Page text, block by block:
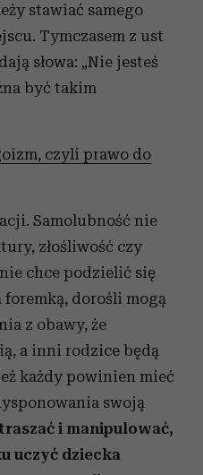
stawiać samego
Tymczasem z ust
słowa: „Nie jesteś
być takim
czyli prawo do
Samolubność nie
złośliwość czy
chce podzielić się
dorośli mogą
z obawy, że
a inni rodzice będą
każdy powinien mieć
swoją
i manipulować,
uczyć dziecka